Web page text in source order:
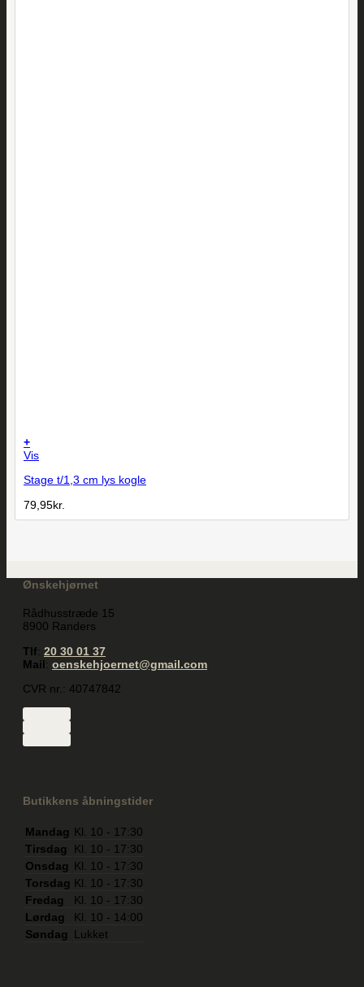
+
Vis
Stage t/1,3 cm lys kogle
79,95kr.
Ønskehjørnet
Rådhusstræde 15
8900 Randers
Tlf: 20 30 01 37
Mail: oenskehjoernet@gmail.com
CVR nr.: 40747842
Butikkens åbningstider
Mandag Kl. 10 - 17:30
Tirsdag
Kl. 10 - 17:30
Onsdag Kl. 10 - 17:30
Torsdag Kl. 10 - 17:30
Fredag
Kl. 10 - 17:30
Lørdag
Kl. 10 - 14:00
Søndag
Lukket